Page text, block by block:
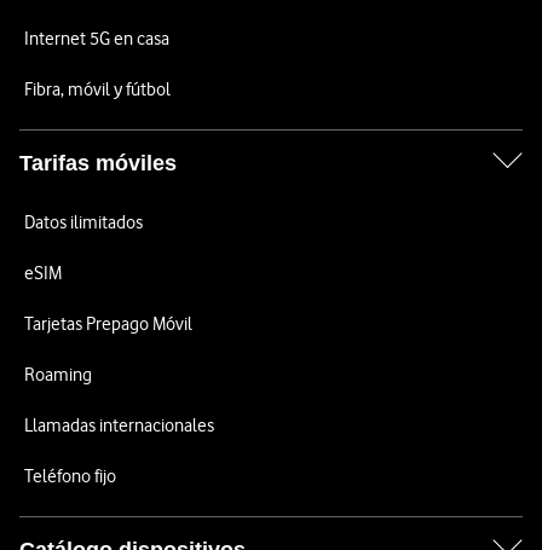
Internet 5G en casa
Fibra, móvil y fútbol
Tarifas móviles
Datos ilimitados
eSIM
Tarjetas Prepago Móvil
Roaming
Llamadas internacionales
Teléfono fijo